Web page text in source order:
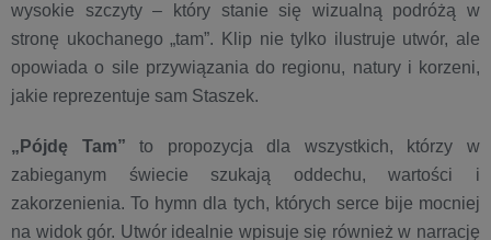
wysokie szczyty – który stanie się wizualną podróżą w
stronę ukochanego „tam”. Klip nie tylko ilustruje utwór, ale
opowiada o sile przywiązania do regionu, natury i korzeni,
jakie reprezentuje sam Staszek.
„Pójdę Tam” to propozycja dla wszystkich, którzy w
zabieganym świecie szukają oddechu, wartości i
zakorzenienia. To hymn dla tych, których serce bije mocniej
na widok gór. Utwór idealnie wpisuje się również w narrację